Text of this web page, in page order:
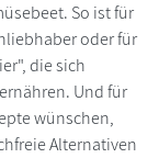
So ist für
oder für
die sich
Und für
wünschen,
Alternativen